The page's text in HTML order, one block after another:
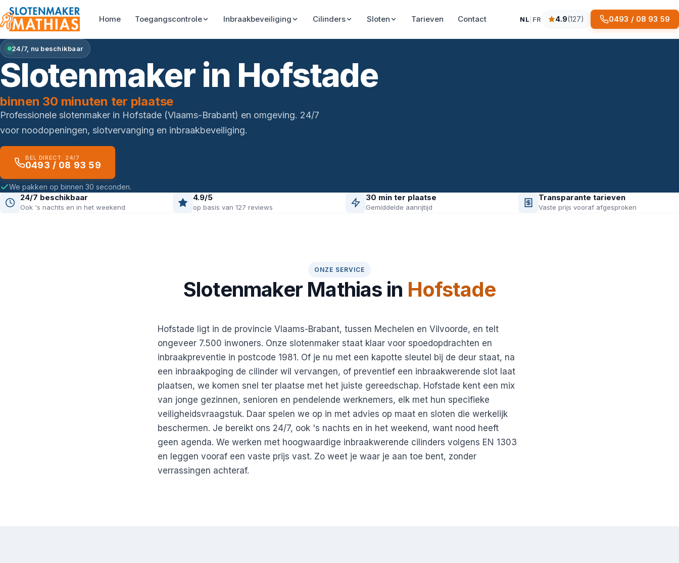
Home Toegangscontrole Inbraakbeveiliging Cilinders Sloten Tarieven Contact NL FR
4.9 sterren op basis van 127 reviews
4.9(127) 0493 / 08 93 59
24/7, nu beschikbaar
Slotenmaker in Hofstade
binnen 30 minuten ter plaatse
Professionele slotenmaker in Hofstade (Vlaams-Brabant) en omgeving. 24/7
voor noodopeningen, slotvervanging en inbraakbeveiliging.
BEL DIRECT: 24/7
0493 / 08 93 59
We pakken op binnen 30 seconden.
24/7 beschikbaar
Ook 's nachts en in het weekend
4.9/5
op basis van 127 reviews
30 min ter plaatse
Gemiddelde aanrijtijd
Transparante tarieven
Vaste prijs vooraf afgesproken
ONZE SERVICE
Slotenmaker Mathias in Hofstade
Hofstade ligt in de provincie Vlaams-Brabant, tussen Mechelen en Vilvoorde, en telt
ongeveer 7.500 inwoners. Onze slotenmaker staat klaar voor spoedopdrachten en
inbraakpreventie in postcode 1981. Of je nu met een kapotte sleutel bij de deur staat, na
een inbraakpoging de cilinder wil vervangen, of preventief een inbraakwerende slot laat
plaatsen, we komen snel ter plaatse met het juiste gereedschap. Hofstade kent een mix
van jonge gezinnen, senioren en pendelende werknemers, elk met hun specifieke
veiligheidsvraagstuk. Daar spelen we op in met advies op maat en sloten die werkelijk
beschermen. Je bereikt ons 24/7, ook 's nachts en in het weekend, want nood heeft
geen agenda. We werken met hoogwaardige inbraakwerende cilinders volgens EN 1303
en leggen vooraf een vaste prijs vast. Zo weet je waar je aan toe bent, zonder
verrassingen achteraf.